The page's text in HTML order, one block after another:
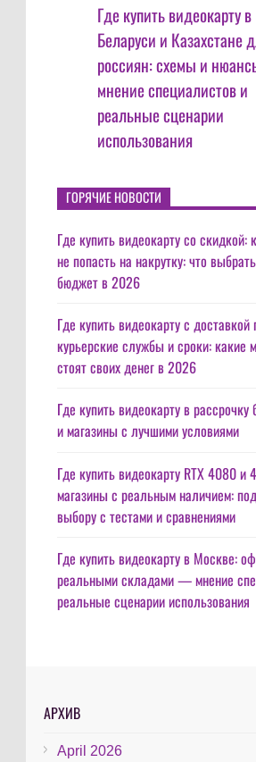
Где купить видеокарту в
Беларуси и Казахстане
россиян: схемы и
мнение специалистов и
реальные сценарии
использования
ГОРЯЧИЕ НОВОСТИ
Где купить видеокарту со скидкой:
не попасть на накрутку: что
бюджет в 2026
Где купить видеокарту с
курьерские службы и сроки: какие
стоят своих денег в 2026
Где купить видеокарту в
и магазины с лучшими условиями
Где купить видеокарту RTX 4080 и
магазины с реальным наличием:
выбору с тестами и сравнениями
Где купить видеокарту в Москве:
реальными складами — мнение
реальные сценарии использования
АРХИВ
April 2026